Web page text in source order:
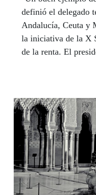
definió el delegado
Andalucía, Ceuta y
la iniciativa de la X
de la renta. El
cupón con el que la
ciudadanos a
declaración de la